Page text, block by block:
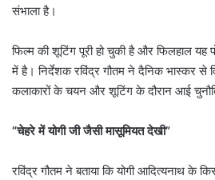
संभाला है।
फिल्म की शूटिंग पूरी हो चुकी है और फिलहाल
में है। निर्देशक रविंद्र गौतम ने दैनिक भास्कर से
कलाकारों के चयन और शूटिंग के दौरान आई
“चेहरे में योगी जी जैसी मासूमियत देखी”
रविंद्र गौतम ने बताया कि योगी आदित्यनाथ के